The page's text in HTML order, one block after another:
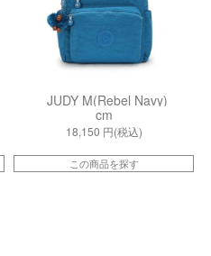
JUDY M(Rebel Navy)
cm
18,150 円(税込)
この商品を探す